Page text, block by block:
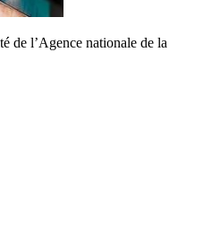
de l’Agence nationale de la